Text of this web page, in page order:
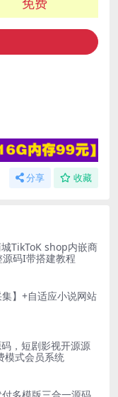
分享 收藏
TikToK shop内嵌商
码I带搭建教程
】+自适应小说网站
，短剧影视开源源
模式会员系统